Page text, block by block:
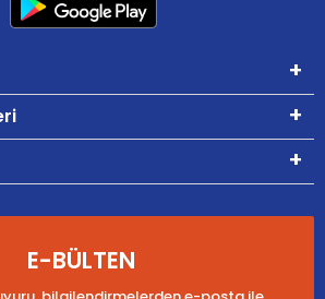
E-BÜLTEN